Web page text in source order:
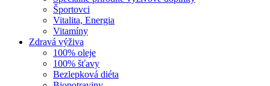
Športovci
Vitalita, Energia
Vitamíny
Zdravá výživa
100% oleje
100% šťavy
Bezlepková diéta